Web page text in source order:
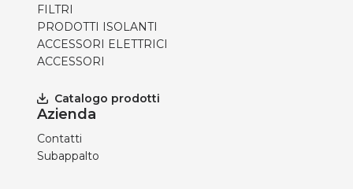
FILTRI
PRODOTTI ISOLANTI
ACCESSORI ELETTRICI
ACCESSORI
Catalogo prodotti
Azienda
Contatti
Subappalto